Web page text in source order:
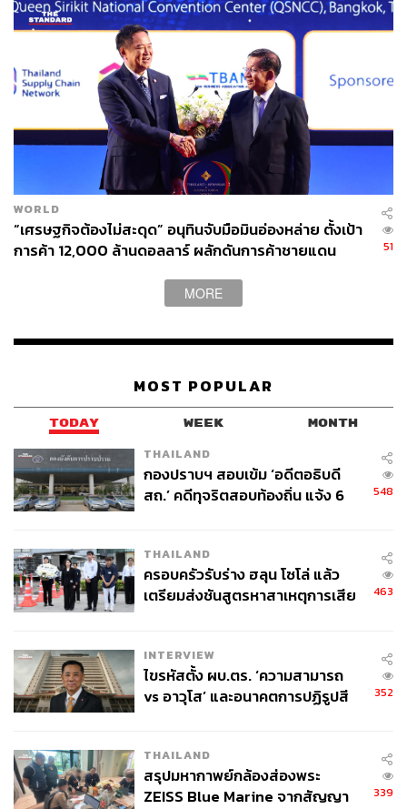
“ถ้าเรายังอยู่ที่นั่น ผมมั่นใจว่า ไม่ช้าก็เร็ว เราจะถูกบังคับให้
ทรมานและเข่นฆ่าประชาชนที่ไม่มีอาวุธ มันสกปรกและผิด
กฎหมายที่จะต้องแบกรับหน้าที่ที่ไร้มนุษยธรรมเช่นนั้น” –
อ่อง (นามสมมติ), ตำรวจเมียนมาวัย 28 ปีที่ลี้ภัยมายังอินเดีย
บทความที่เกี่ยวข้อง:
รัฐประหารเมียนมา: ใครเป็นใครในฝ่ายต่อสู้เพื่อประชา
ำรวจเมียนมาที่ลี้ภัยไปอินเดีย ในวันที่โทษประหารรอ
พิสูจน์อักษร: วรรษมล สิงหโกมล
อ้างอิง:
https://apnews.com/article/myanmar-india-immigratio
54f9155
https://news.sky.com/story/i-cant-shoot-my-people-m
yanmar-police-officers-flee-to-india-after-defying-milit
ary-orders-12245327
us-objectors-from-myanmar-fleeing-to-mizoram-india
-grapples-with-unique-refugee-problem-1781759-20
21-03-21
TAGS: Myanmar ตำรวจเมียนมา ทหารเมียนมา
WORLD
“เศรษฐกิจต้องไม่สะดุด” อนุทินจับมือมินอ่องหล่าย ตั้งเป้า
การค้า 12,000 ล้านดอลลาร์ ผลักดันการค้าชายแดน
51
MORE
MOST POPULAR
TODAY WEEK MONTH
THAILAND
กองปราบฯ สอบเข้ม ‘อดีตอธิบดี
สถ.’ คดีทุจริตสอบท้องถิ่น แจ้ง 6
548
THAILAND
ครอบครัวรับร่าง ฮลุน โซโล่ แล้ว
เตรียมส่งชันสูตรหาสาเหตุการเสีย
463
INTERVIEW
ไขรหัสตั้ง ผบ.ตร. ‘ความสามารถ
vs อาวุโส’ และอนาคตการปฏิรูปสี
352
THAILAND
สรุปมหากาพย์กล้องส่องพระ
ZEISS Blue Marine จากสัญญา
339